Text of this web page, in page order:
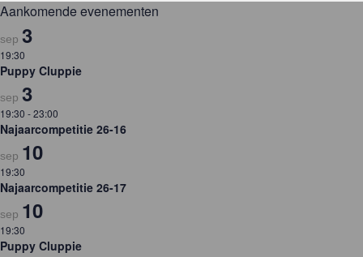
Aankomende evenementen
sep 3
19:30
Puppy Cluppie
sep 3
19:30 -23:00
Najaarcompetitie 26-16
sep 10
19:30
Najaarcompetitie 26-17
sep 10
19:30
Puppy Cluppie